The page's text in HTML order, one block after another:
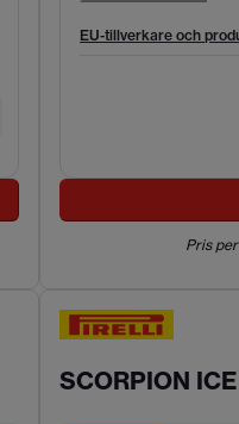
EU-tillverkare och
Pris
SCORPION